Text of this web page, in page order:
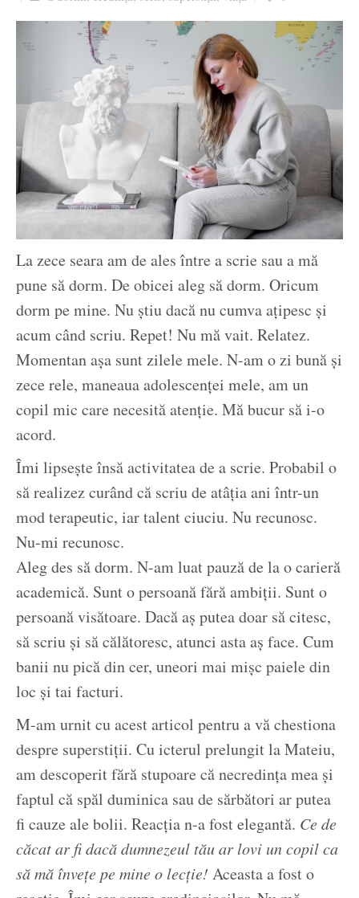
Ziua culorii
La zece seara am de ales între a scrie sau a mă
pune să dorm. De obicei aleg să dorm. Oricum
dorm pe mine. Nu știu dacă nu cumva ațipesc și
acum când scriu. Repet! Nu mă vait. Relatez.
Momentan așa sunt zilele mele. N-am o zi bună și
zece rele, maneaua adolescenței mele, am un
copil mic care necesită atenție. Mă bucur să i-o
acord.
Îmi lipsește însă activitatea de a scrie. Probabil o
să realizez curând că scriu de atâția ani într-un
mod terapeutic, iar talent ciuciu. Nu recunosc.
Nu-mi recunosc.
Aleg des să dorm. N-am luat pauză de la o carieră
academică. Sunt o persoană fără ambiții. Sunt o
persoană visătoare. Dacă aș putea doar să citesc,
să scriu și să călătoresc, atunci asta aș face. Cum
banii nu pică din cer, uneori mai mișc paiele din
loc și tai facturi.
M-am urnit cu acest articol pentru a vă chestiona
despre superstiții. Cu icterul prelungit la Mateiu,
am descoperit fără stupoare că necredința mea și
faptul că spăl duminica sau de sărbători ar putea
fi cauze ale bolii. Reacția n-a fost elegantă. Ce de
căcat ar fi dacă dumnezeul tău ar lovi un copil ca
să mă învețe pe mine o lecție! Aceasta a fost o